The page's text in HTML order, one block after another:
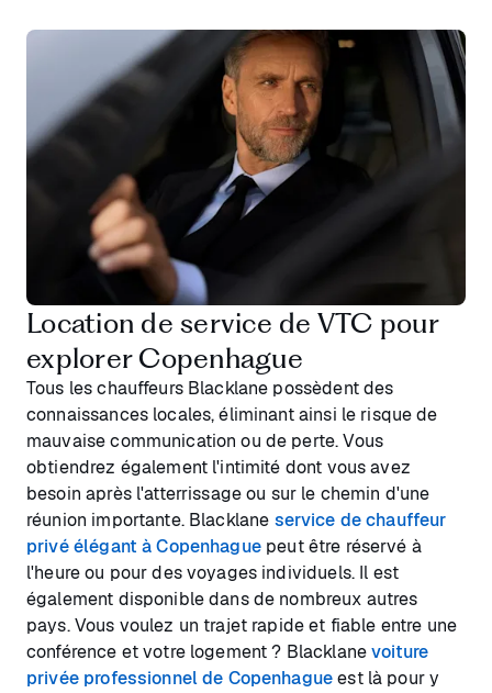
Location de service de VTC pour
explorer Copenhague
Tous les chauffeurs Blacklane possèdent des
connaissances locales, éliminant ainsi le risque de
mauvaise communication ou de perte. Vous
obtiendrez également l'intimité dont vous avez
besoin après l'atterrissage ou sur le chemin d'une
réunion importante. Blacklane service de chauffeur
privé élégant à Copenhaguepeut être réservé à
l'heure ou pour des voyages individuels. Il est
également disponible dans de nombreux autres
pays. Vous voulez un trajet rapide et fiable entre une
conférence et votre logement ? Blacklanevoiture
privée professionnel de Copenhagueest là pour y